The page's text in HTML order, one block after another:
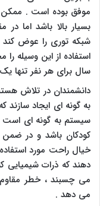
موفق بوده است . ممکن
بسیار بالا باشد اما
شبکه توری را عوض کند
استفاده از این وسیله
سال برای هر نفر تنها
دانشمندان در تلاش
به گونه ای ایجاد
سیستم به گونه ای است
کودکان باشد و در
خیال راحت مورد
دهند که ذرات شیمیایی
می چسبند ، خطر
می دهد .